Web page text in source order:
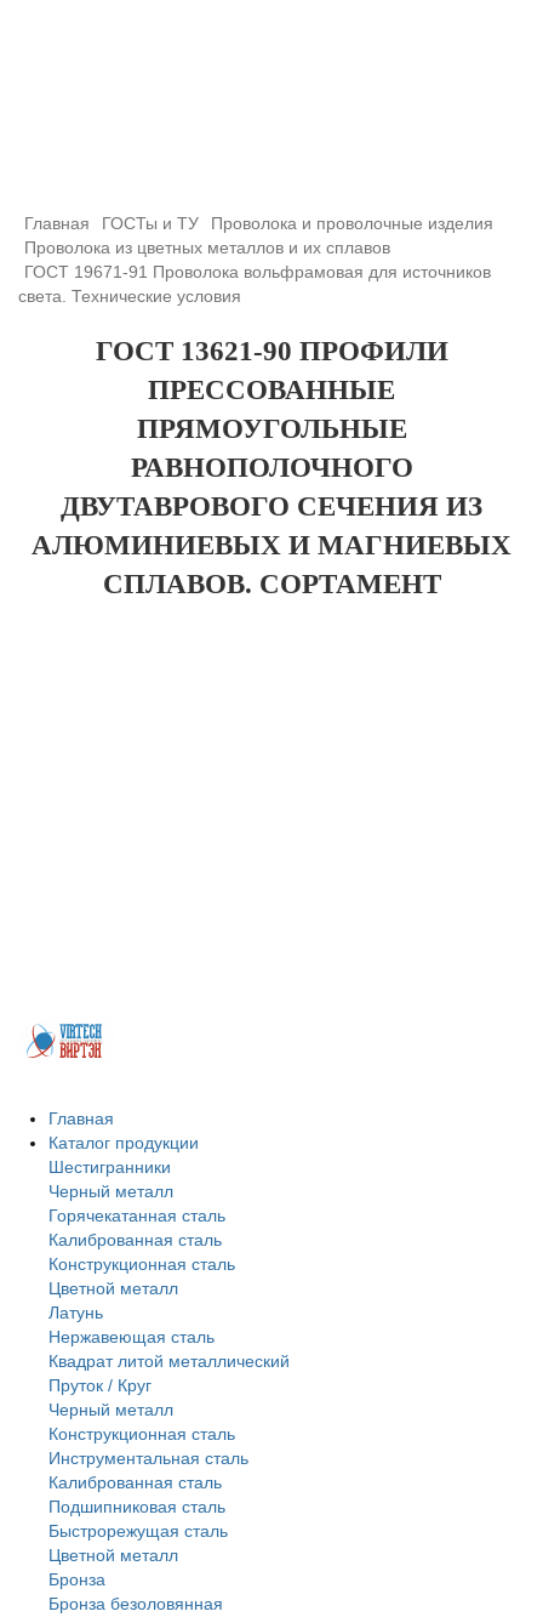
Главная ГОСТы и ТУ
Проволока и проволочные изделия
Проволока из цветных металлов и их сплавов
ГОСТ 19671-91 Проволока вольфрамовая для источников
света. Технические условия
ГОСТ 13621-90 ПРОФИЛИ
ПРЕССОВАННЫЕ
ПРЯМОУГОЛЬНЫЕ
РАВНОПОЛОЧНОГО
ДВУТАВРОВОГО СЕЧЕНИЯ ИЗ
АЛЮМИНИЕВЫХ И МАГНИЕВЫХ
СПЛАВОВ. СОРТАМЕНТ
Главная
Каталог продукции
Шестигранники
Черный металл
Горячекатанная сталь
Калиброванная сталь
Конструкционная сталь
Цветной металл
Латунь
Нержавеющая сталь
Квадрат литой металлический
Пруток / Круг
Черный металл
Конструкционная сталь
Инструментальная сталь
Калиброванная сталь
Подшипниковая сталь
Быстрорежущая сталь
Цветной металл
Бронза
Бронза безоловянная